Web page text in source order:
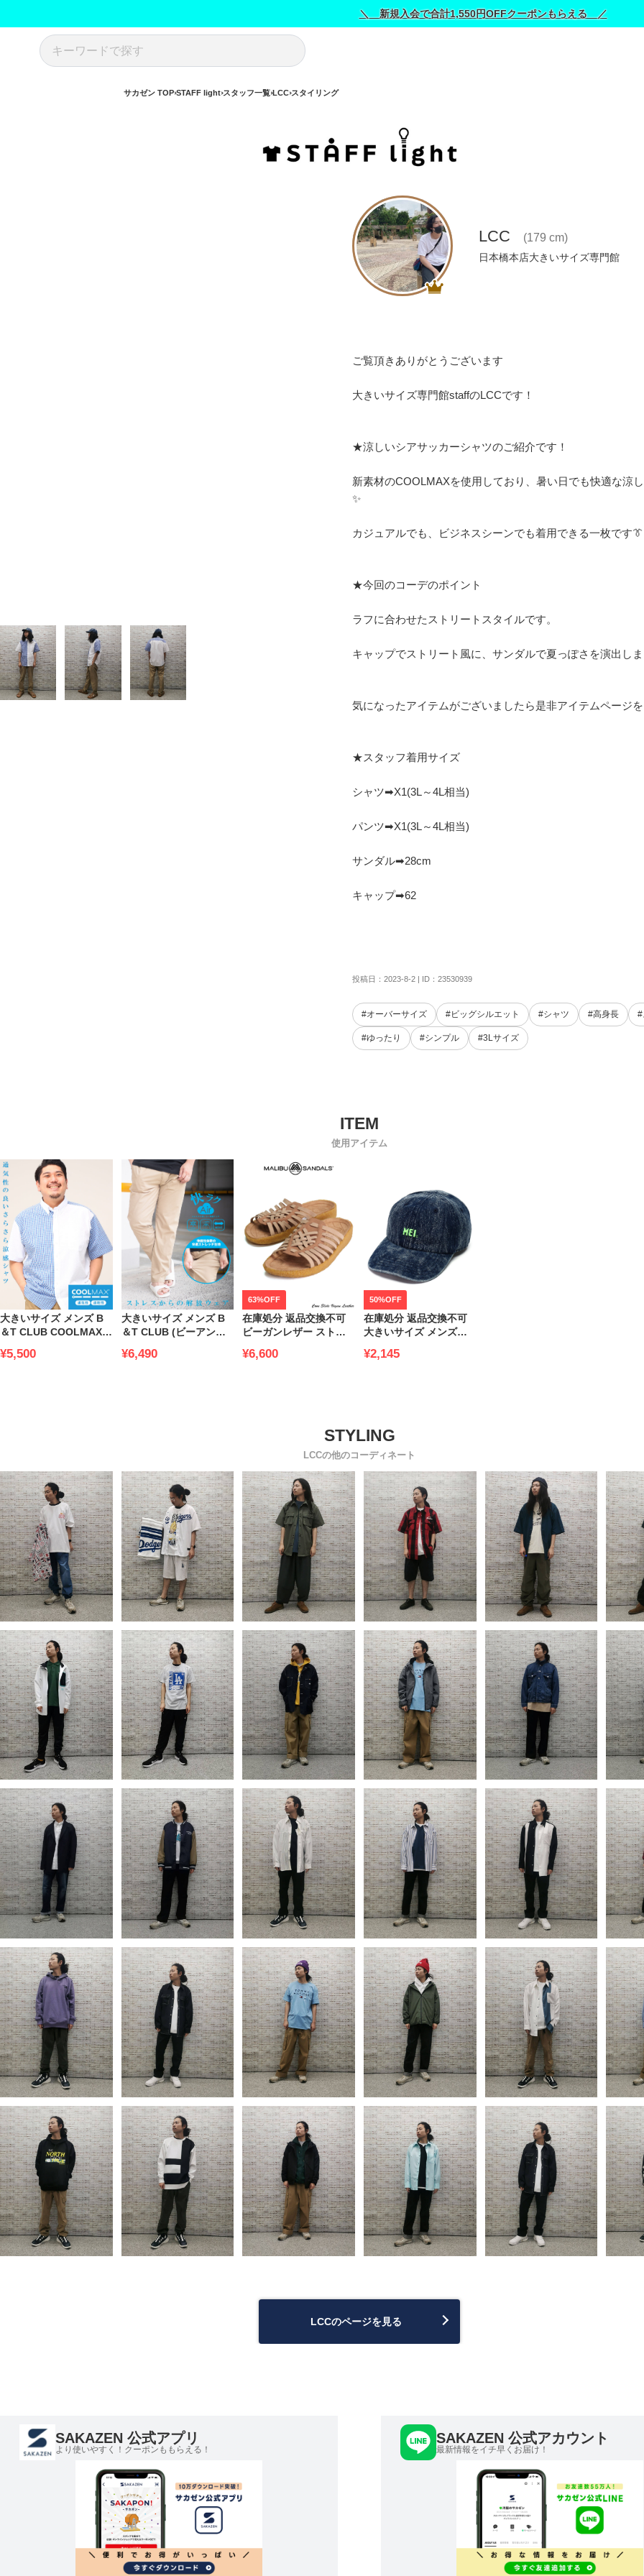
＼ 新規入会で合計1,550円OFFクーポンもらえる ／
サカゼン TOP STAFF light スタッフ一覧 LCC スタイリング
LCC (179 cm)
日本橋本店大きいサイズ専門館
ご覧頂きありがとうございます
大きいサイズ専門館staffのLCCです！
★涼しいシアサッカーシャツのご紹介です！
新素材のCOOLMAXを使用しており、暑い日でも快適な涼
✨
カジュアルでも、ビジネスシーンでも着用できる一枚です👔
★今回のコーデのポイント
ラフに合わせたストリートスタイルです。
キャップでストリート風に、サンダルで夏っぽさを演出しま
気になったアイテムがございましたら是非アイテムページ
★スタッフ着用サイズ
シャツ➡X1(3L～4L相当)
パンツ➡X1(3L～4L相当)
サンダル➡28cm
キャップ➡62
投稿日：2023-8-2 | ID：23530939
#オーバーサイズ #ビッグシルエット #シャツ #高身長 #
#ゆったり #シンプル #3Lサイズ
使用アイテム
大きいサイズ メンズ B
＆T CLUB COOLMAX
ン 半袖 シャツ 通気性 涼
¥5,500
大きいサイズ メンズ B
＆T CLUB (ビーアンド
接触冷感 涼感 ピケスト
¥6,490
63%OFF
在庫処分 返品交換不可
ビーガンレザー ストラ
COVE SLIDE VEGAN
¥6,600
50%OFF
在庫処分 返品交換不可
大きいサイズ メンズ
キャップ LOW CAP
¥2,145
LCCの他のコーディネート
LCCのページを見る
SAKAZEN 公式アプリ
より使いやすく！クーポンももらえる！
SAKAZEN 公式アカウント
最新情報をイチ早くお届け！